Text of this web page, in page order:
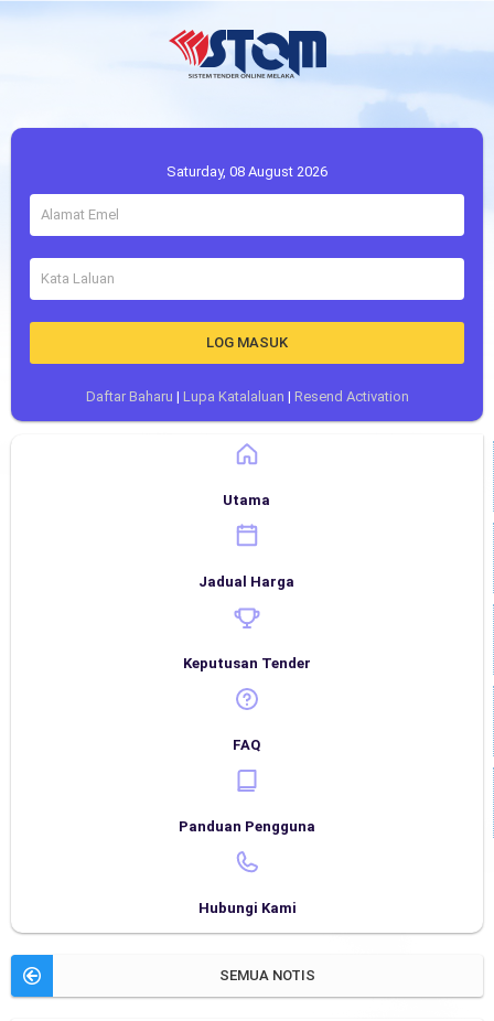
Saturday, 08 August 2026
LOG MASUK
Daftar Baharu | Lupa Katalaluan | Resend Activation
Utama
Jadual Harga
Keputusan Tender
FAQ
Panduan Pengguna
Hubungi Kami
SEMUA NOTIS